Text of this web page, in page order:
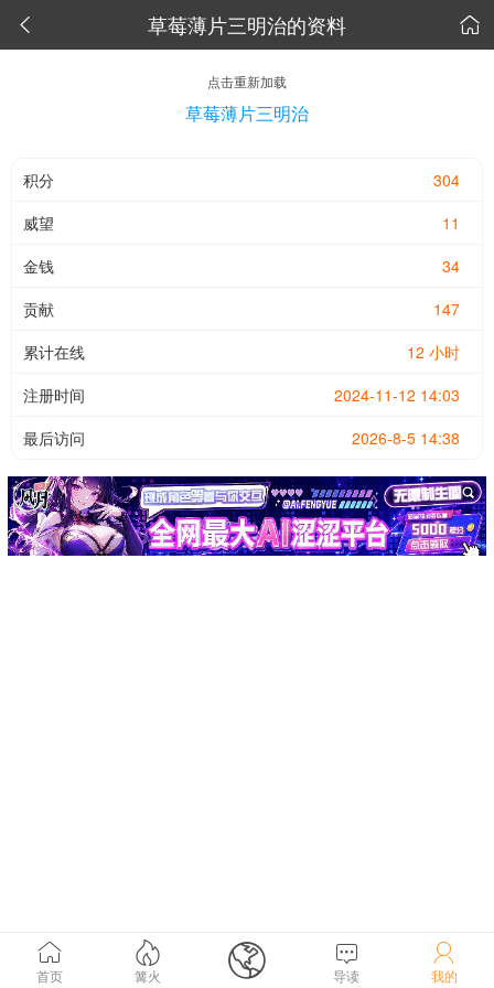
 草莓薄片三明治的资料 
点击重新加载
草莓薄片三明治
304
积分
11
威望
34
金钱
147
贡献
12 小时
累计在线
2024-11-12 14:03
注册时间
2026-8-5 14:38
最后访问

首页

篝火  
导读

我的